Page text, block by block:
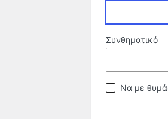
Συνθηματικό
Να με